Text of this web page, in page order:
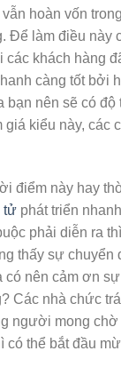
hoàn vốn
Để làm điều này
khách hàng
càng tốt bởi
bạn nên sẽ có độ
kiểu này, các
điểm này hay
tử phát triển
phải diễn ra
thấy sự chuyển
có nên cảm ơn
Các nhà chức
người mong chờ
thể bắt đầu